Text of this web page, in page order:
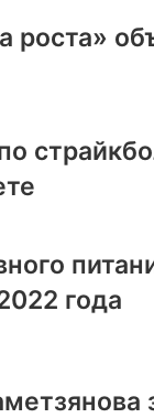
роста»
года